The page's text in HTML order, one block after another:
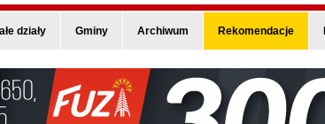
działy Gminy Archiwum Rekomendacje